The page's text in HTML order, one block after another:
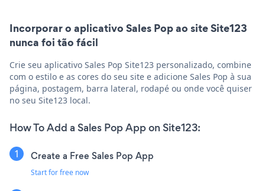
Incorporar o aplicativo Sales Pop ao site Site123
nunca foi tão fácil
Crie seu aplicativo Sales Pop Site123 personalizado, combine
com o estilo e as cores do seu site e adicione Sales Pop à sua
página, postagem, barra lateral, rodapé ou onde você quiser
no seu Site123 local.
How To Add a Sales Pop App on Site123:
Create a Free Sales Pop App
Start for free now